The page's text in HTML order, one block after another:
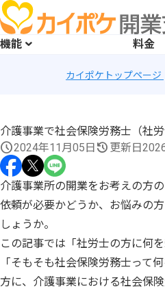
機能 料金
カイポケトップページ
介護事業で社会保険労務士（社
2024年11月05日
更新日
介護事業所の開業をお考えの方
依頼が必要かどうか、お悩みの
しょうか。
この記事では「社労士の方に何
「そもそも社会保険労務士って
方に、介護事業における社会保